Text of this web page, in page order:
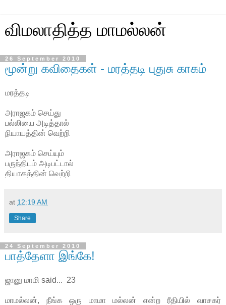
விமலாதித்த மாமல்லன்
26 September 2010
மூன்று கவிதைகள் - மரத்தடி புதுசு காகம்
மரத்தடி
அராஜகம் செய்து
பல்லியை அடித்தால்
நியாயத்தின் வெற்றி
அராஜகம் செய்யும்
பருந்திடம் அடிபட்டால்
தியாகத்தின் வெற்றி
at 12:19 AM
Share
24 September 2010
பாத்தேளா இங்கே!
ஜானு மாமி said... 23
மாமல்லன், நீங்க ஒரு மாமா மல்லன் என்ற ரீதியில் வாசகர்